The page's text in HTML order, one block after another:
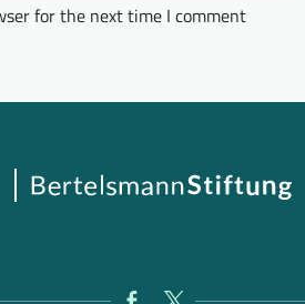
for the next time I comment